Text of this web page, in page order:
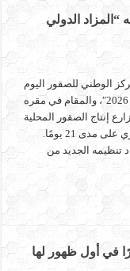
“المزاد الدولي
الوطني للصقور اليوم
انطلاق فعالية “المزاد الدولي لمزارع إنتاج الصقور 2026″، والمقام في مقره
إنتاج الصقور المحلية
والدولية، في الفترة من 5 وحتى 25 أغسطس الجاري على مدى 21 يومًا.
تنظيمه الجديد من
تشارك بأكثر من 120 صقرًا في أول ظهور لها